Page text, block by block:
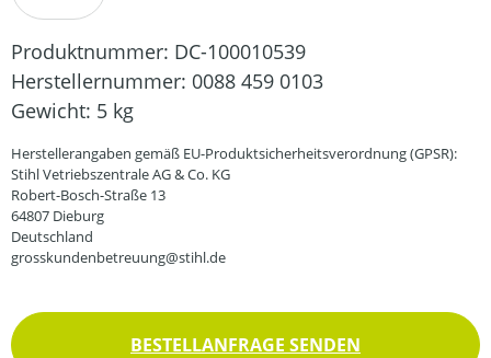
Produktnummer: DC-100010539
Herstellernummer: 0088 459 0103
Gewicht: 5 kg
Herstellerangaben gemäß EU-Produktsicherheitsverordnung (GPSR):
Stihl Vetriebszentrale AG & Co. KG
Robert-Bosch-Straße 13
64807 Dieburg
Deutschland
grosskundenbetreuung@stihl.de
BESTELLANFRAGE SENDEN